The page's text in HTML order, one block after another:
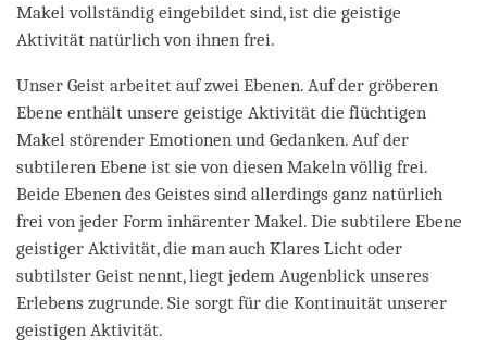
Makel vollständig eingebildet sind, ist die geistige
Aktivität natürlich von ihnen frei.
Unser Geist arbeitet auf zwei Ebenen. Auf der gröberen
Ebene enthält unsere geistige Aktivität die flüchtigen
Makel störender Emotionen und Gedanken. Auf der
subtileren Ebene ist sie von diesen Makeln völlig frei.
Beide Ebenen des Geistes sind allerdings ganz natürlich
frei von jeder Form inhärenter Makel. Die subtilere Ebene
geistiger Aktivität, die man auch Klares Licht oder
subtilster Geist nennt, liegt jedem Augenblick unseres
Erlebens zugrunde. Sie sorgt für die Kontinuität unserer
geistigen Aktivität.